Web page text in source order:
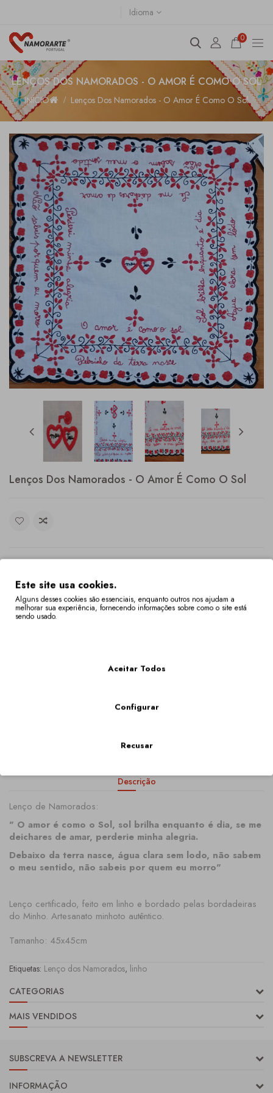
Idioma
0
LENÇOS DOS NAMORADOS - O AMOR É COMO O SOL
INÍCIO Lenços Dos Namorados - O Amor É Como O Sol
Lenços Dos Namorados - O Amor É Como O Sol
Descrição
Lenço de Namorados:
" O amor é como o Sol, sol brilha enquanto é dia, se me
deichares de amar, perderie minha alegria.
Debaixo da terra nasce, água clara sem lodo, não sabem
o meu sentido, não sabeis por quem eu morro"
Lenço certificado, feito em linho e bordado pelas bordadeiras
do Minho. Artesanato minhoto autêntico.
Tamanho: 45x45cm
Etiquetas: Lenço dos Namorados, linho
CATEGORIAS
MAIS VENDIDOS
SUBSCREVA A NEWSLETTER
INFORMAÇÃO
Este site usa cookies.
Alguns desses cookies são essenciais, enquanto outros nos ajudam a
melhorar sua experiência, fornecendo informações sobre como o site está
sendo usado.
Aceitar Todos
Configurar
Recusar